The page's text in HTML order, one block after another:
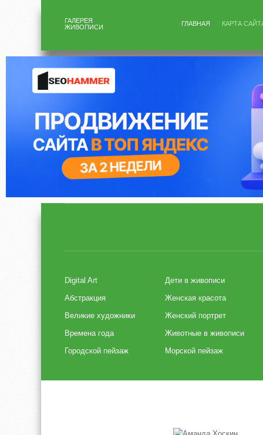
ГАЛЕРЕЯ
ЖИВОПИСИ
ГЛАВНАЯ КАРТА
Digital Art
Абстракция
Великие художники
Времена года
Городской пейзаж
Дети в живописи
Женская красота
Женский портрет
Животные в живописи
Морской пейзаж